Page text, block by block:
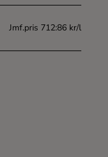
Jmf.pris 712:86 kr/l